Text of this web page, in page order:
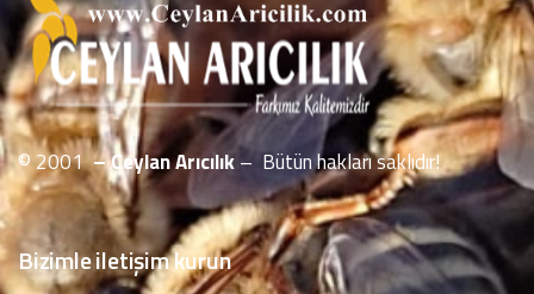
© 2001– Ceylan Arıcılık– Bütün hakları saklıdır!
Bizimle iletişim kurun